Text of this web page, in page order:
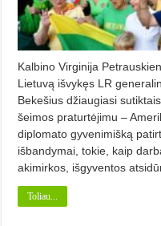
Kalbino Virginija
Lietuvą išvykęs LR
Bekešius džiaugiasi
šeimos praturtėjimu –
diplomato gyvenimišką
išbandymai, tokie, kaip
akimirkos, išgyventos
Toliau...